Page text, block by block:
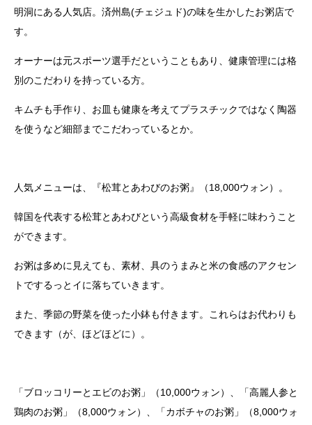
明洞にある人気店。済州島(チェジュド)の味を生かしたお粥店で
す。
オーナーは元スポーツ選手だということもあり、健康管理には格
別のこだわりを持っている方。
キムチも手作り、お皿も健康を考えてプラスチックではなく陶器
を使うなど細部までこだわっているとか。
人気メニューは、『松茸とあわびのお粥』（18,000ウォン）。
韓国を代表する松茸とあわびという高級食材を手軽に味わうこと
ができます。
お粥は多めに見えても、素材、具のうまみと米の食感のアクセン
トでするっとイに落ちていきます。
また、季節の野菜を使った小鉢も付きます。これらはお代わりも
できます（が、ほどほどに）。
「ブロッコリーとエビのお粥」（10,000ウォン）、「高麗人参と
鶏肉のお粥」（8,000ウォン）、「カボチャのお粥」（8,000ウォ